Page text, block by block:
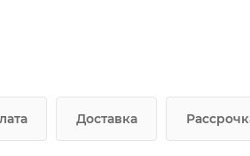
Доставка